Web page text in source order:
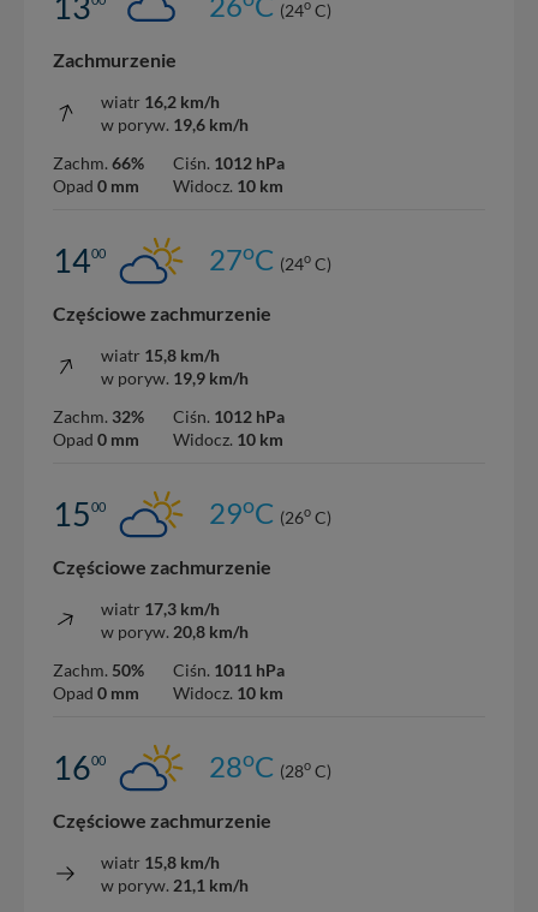
(24o C)
Zachmurzenie
wiatr 16,2 km/h
w poryw. 19,6 km/h
Zachm. 66%
Opad 0 mm
Ciśn. 1012 hPa
Widocz. 10 km
1400 27oC (24o C)
Częściowe zachmurzenie
wiatr 15,8 km/h
w poryw. 19,9 km/h
Zachm. 32%
Opad 0 mm
Ciśn. 1012 hPa
Widocz. 10 km
1500 29oC (26o C)
Częściowe zachmurzenie
wiatr 17,3 km/h
w poryw. 20,8 km/h
Zachm. 50%
Opad 0 mm
Ciśn. 1011 hPa
Widocz. 10 km
1600 28oC (28o C)
Częściowe zachmurzenie
wiatr 15,8 km/h
w poryw. 21,1 km/h
nowo...